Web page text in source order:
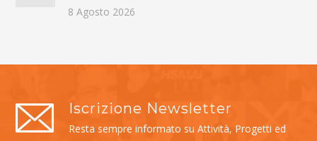
8 Agosto 2026
Iscrizione Newsletter
Resta sempre informato su Attività, Progetti ed